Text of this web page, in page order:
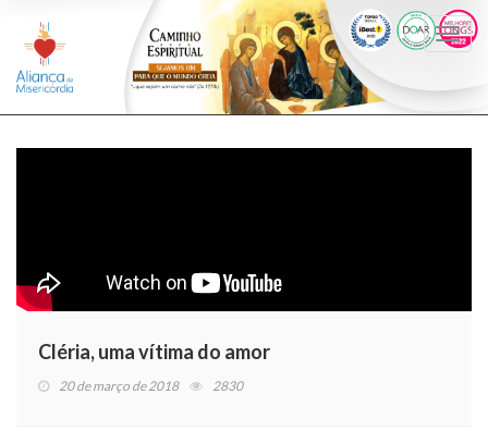
Cléria, uma vítima do amor
20 de março de 2018 2830